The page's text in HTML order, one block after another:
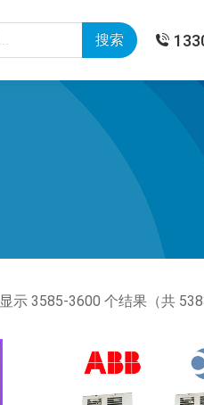
搜索
显示 3585-3600 个结果（共